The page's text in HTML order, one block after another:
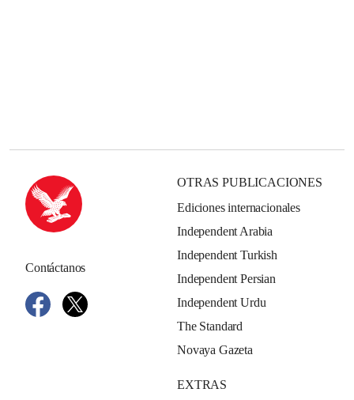
Contáctanos
OTRAS PUBLICACIONES
Ediciones internacionales
Independent Arabia
Independent Turkish
Independent Persian
Independent Urdu
The Standard
Novaya Gazeta
EXTRAS